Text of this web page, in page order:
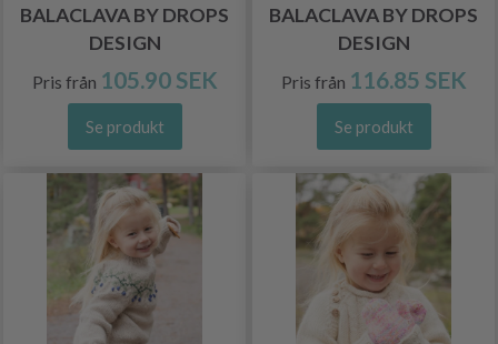
BALACLAVA BY DROPS
DESIGN
Pris från 105.90 SEK
Se produkt
BALACLAVA BY DROPS
DESIGN
Pris från 116.85 SEK
Se produkt